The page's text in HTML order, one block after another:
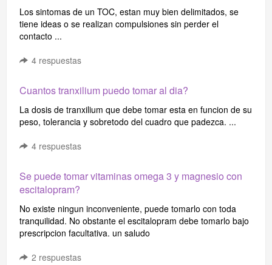
Los sintomas de un TOC, estan muy bien delimitados, se
tiene ideas o se realizan compulsiones sin perder el
contacto ...
4 respuestas
Cuantos tranxilium puedo tomar al dia?
La dosis de tranxilium que debe tomar esta en funcion de su
peso, tolerancia y sobretodo del cuadro que padezca. ...
4 respuestas
Se puede tomar vitaminas omega 3 y magnesio con
escitalopram?
No existe ningun inconveniente, puede tomarlo con toda
tranquilidad. No obstante el escitalopram debe tomarlo bajo
prescripcion facultativa. un saludo
2 respuestas